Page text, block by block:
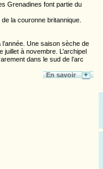
Grenadines font partie du
la couronne britannique.
Une saison sèche de
à novembre. L’archipel
dans le sud de l’arc
En savoir